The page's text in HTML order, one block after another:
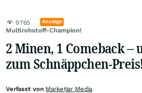
Multirohstoff-Champion!
9765 Anzeige
2 Minen, 1 Comeback –
zum Schnäppchen-
Verfasst von Marketjar Media